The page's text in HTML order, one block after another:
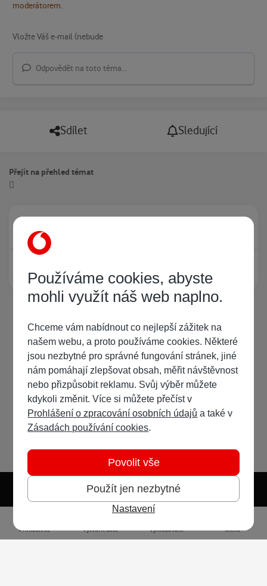
moderátorem.
Odpovědět na toto téma...
Sdílet Sledující
Přejít na přehled témat
Žádný registrovaný uživatel si neprohlíží tuto stránku
Světlý režim Předvolba systému
Přihlásit se Vytvořit účet Vyhledávání Menu
Používáme cookies, abyste
mohli využít náš web naplno.
Chceme vám nabídnout co nejlepší zážitek na
našem webu, a proto používáme cookies. Některé
jsou nezbytné pro správné fungování stránek, jiné
nám pomáhají zlepšovat obsah, měřit návštěvnost
nebo přizpůsobit reklamu. Svůj výběr můžete
kdykoli změnit. Více si můžete přečíst v
Prohlášení o zpracování osobních údajů a také v
Zásadách používání cookies.
Použít jen nezbytné
Povolit vše
Nastavení